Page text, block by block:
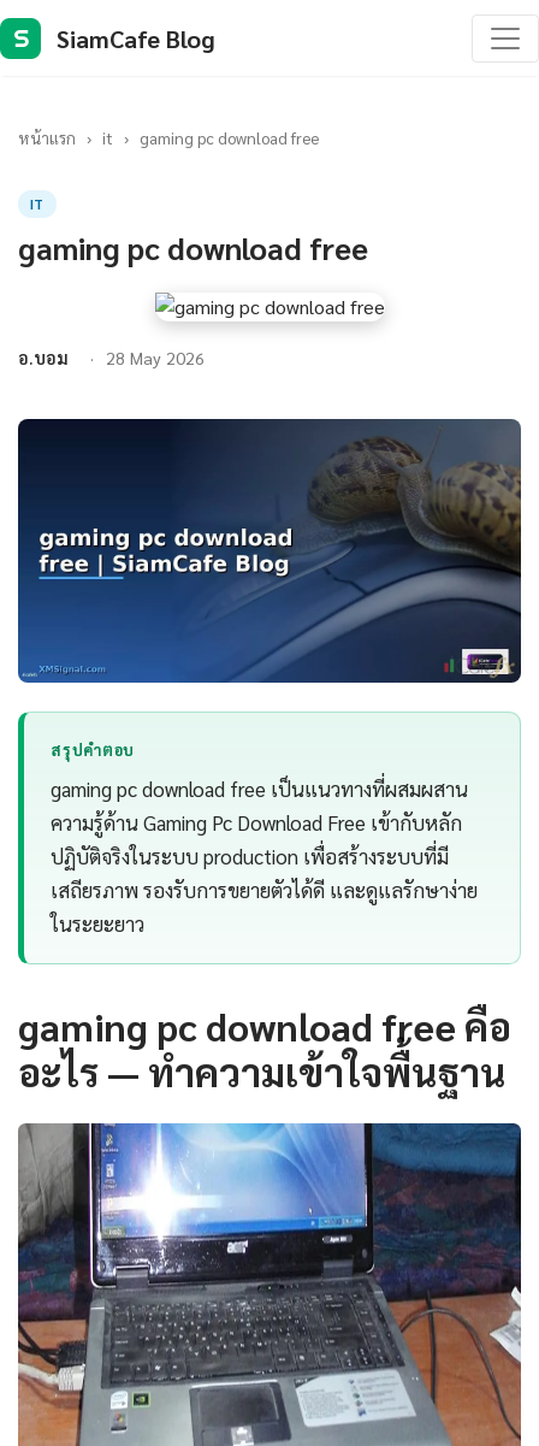
S SiamCafe Blog
หน้าแรก › it › gaming pc download free
IT
gaming pc download free
อ.บอม 28 May 2026
สรุปคำตอบ
gaming pc download free เป็นแนวทางที่ผสมผสาน
ความรู้ด้าน Gaming Pc Download Free เข้ากับหลัก
ปฏิบัติจริงในระบบ production เพื่อสร้างระบบที่มี
เสถียรภาพ รองรับการขยายตัวได้ดี และดูแลรักษาง่าย
ในระยะยาว
gaming pc download free คือ
อะไร — ทำความเข้าใจพื้นฐาน